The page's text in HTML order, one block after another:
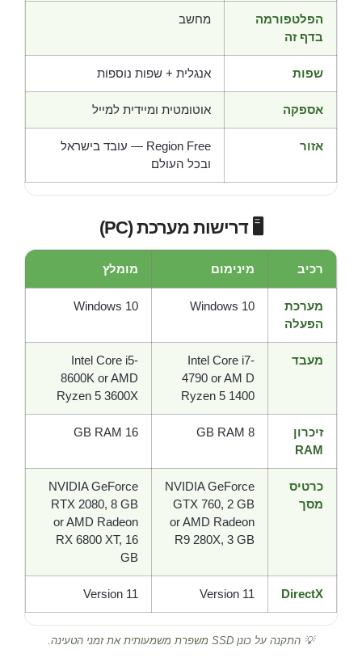
הפלטפורמה
בדף זה
מחשב
שפות אנגלית + שפות נוספות
אספקה אוטומטית ומיידית למייל
אזור
Region Free — עובד בישראל
ובכל העולם
🖥️ דרישות מערכת (PC)
רכיב מינימום מומלץ
מערכת
הפעלה
Windows 10
Windows 10
מעבד
Intel Core i7-
4790 or AM D
Ryzen 5 1400
Intel Core i5-
8600K or AMD
Ryzen 5 3600X
זיכרון
RAM
8 GB RAM
16 GB RAM
כרטיס
מסך
NVIDIA GeForce
GTX 760, 2 GB
or AMD Radeon
R9 280X, 3 GB
NVIDIA GeForce
RTX 2080, 8 GB
or AMD Radeon
RX 6800 XT, 16
GB
DirectX
Version 11
Version 11
💡 התקנה על כונן SSD משפרת משמעותית את זמני הטעינה.